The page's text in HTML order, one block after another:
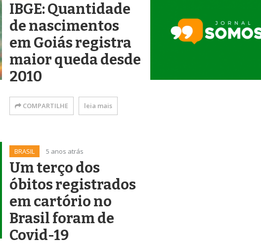
IBGE: Quantidade
de nascimentos
em Goiás registra
maior queda desde
2010
COMPARTILHE leia mais
BRASIL 5 anos atrás
Um terço dos
óbitos registrados
em cartório no
Brasil foram de
Covid-19